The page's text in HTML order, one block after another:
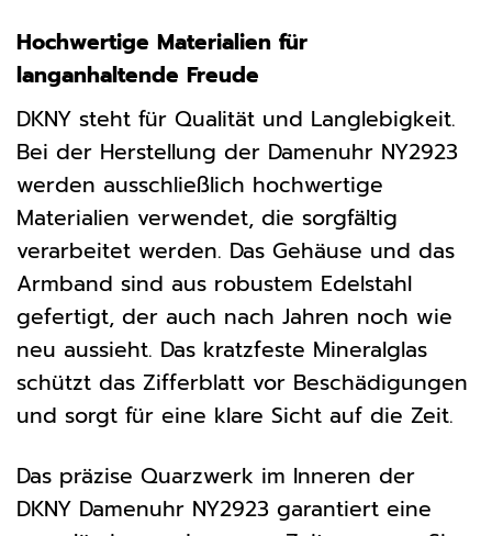
Hochwertige Materialien für
langanhaltende Freude
DKNY steht für Qualität und Langlebigkeit.
Bei der Herstellung der Damenuhr NY2923
werden ausschließlich hochwertige
Materialien verwendet, die sorgfältig
verarbeitet werden. Das Gehäuse und das
Armband sind aus robustem Edelstahl
gefertigt, der auch nach Jahren noch wie
neu aussieht. Das kratzfeste Mineralglas
schützt das Zifferblatt vor Beschädigungen
und sorgt für eine klare Sicht auf die Zeit.
Das präzise Quarzwerk im Inneren der
DKNY Damenuhr NY2923 garantiert eine